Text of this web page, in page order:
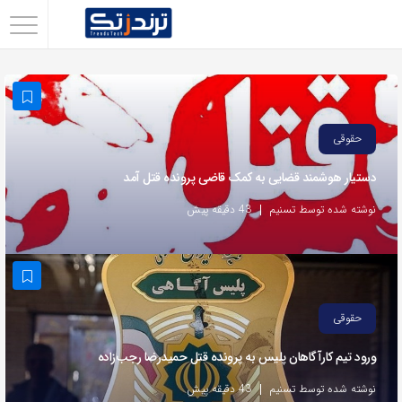
استفاده
روش‌های
زیر
می‌توانید
این
دوستان
خود
حقوقی
دستیار هوشمند قضایی به کمک قاضی پرونده قتل آمد
نوشته شده توسط تسنیم 43 دقیقه پیش
حقوقی
ورود تیم کارآگاهان پلیس به پرونده قتل حمیدرضا رجب‌زاده
نوشته شده توسط تسنیم 43 دقیقه پیش